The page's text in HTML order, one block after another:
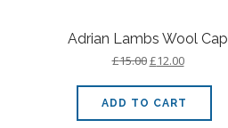
Adrian Lambs Wool Cap
£15.00£12.00
ADD TO CART